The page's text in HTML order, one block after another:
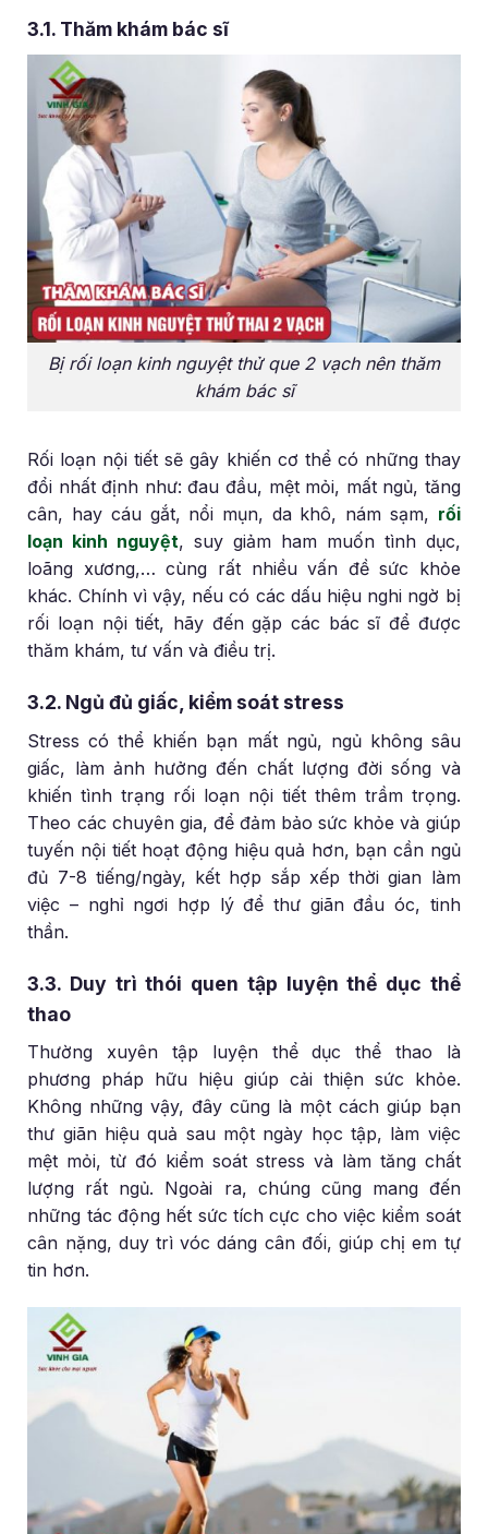
3.1. Thăm khám bác sĩ
Bị rối loạn kinh nguyệt thử que 2 vạch nên thăm
khám bác sĩ
Rối loạn nội tiết sẽ gây khiến cơ thể có những thay
đổi nhất định như: đau đầu, mệt mỏi, mất ngủ, tăng
cân, hay cáu gắt, nổi mụn, da khô, nám sạm, rối
loạn kinh nguyệt, suy giảm ham muốn tình dục,
loãng xương,… cùng rất nhiều vấn đề sức khỏe
khác. Chính vì vậy, nếu có các dấu hiệu nghi ngờ bị
rối loạn nội tiết, hãy đến gặp các bác sĩ để được
thăm khám, tư vấn và điều trị.
3.2. Ngủ đủ giấc, kiểm soát stress
Stress có thể khiến bạn mất ngủ, ngủ không sâu
giấc, làm ảnh hưởng đến chất lượng đời sống và
khiến tình trạng rối loạn nội tiết thêm trầm trọng.
Theo các chuyên gia, để đảm bảo sức khỏe và giúp
tuyến nội tiết hoạt động hiệu quả hơn, bạn cần ngủ
đủ 7-8 tiếng/ngày, kết hợp sắp xếp thời gian làm
việc – nghỉ ngơi hợp lý để thư giãn đầu óc, tinh
thần.
3.3. Duy trì thói quen tập luyện thể dục thể
thao
Thường xuyên tập luyện thể dục thể thao là
phương pháp hữu hiệu giúp cải thiện sức khỏe.
Không những vậy, đây cũng là một cách giúp bạn
thư giãn hiệu quả sau một ngày học tập, làm việc
mệt mỏi, từ đó kiểm soát stress và làm tăng chất
lượng rất ngủ. Ngoài ra, chúng cũng mang đến
những tác động hết sức tích cực cho việc kiểm soát
cân nặng, duy trì vóc dáng cân đối, giúp chị em tự
tin hơn.